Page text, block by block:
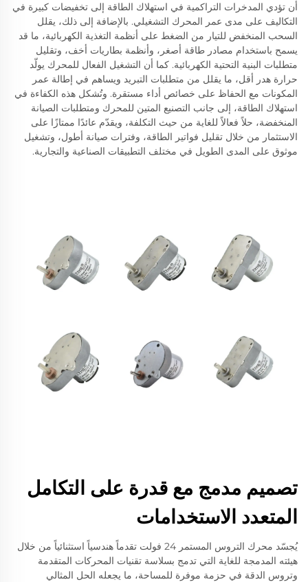
أن تؤدي المدخرات التراكمية في استهلاك الطاقة إلى تخفيضات كبيرة في
التكاليف على مدى عمر المحرك التشغيلي. بالإضافة إلى ذلك، يقلل
السحب المنخفض للتيار من الضغط على أنظمة التغذية الكهربائية، ما قد
يسمح باستخدام مصادر طاقة أصغر، وأنظمة بطاريات أخف، وتقليل
متطلبات البنية التحتية الكهربائية. كما أن التشغيل الفعال للمحرك يولّد
حرارة هدر أقل، ما يقلل من متطلبات التبريد ويساهم في إطالة عمر
المكونات مع الحفاظ على خصائص أداء مستقرة. وتُشكل هذه الكفاءة في
استهلاك الطاقة، إلى جانب التصنيع المتين للمحرك ومتطلبات الصيانة
المنخفضة، حلاً فعالاً للغاية من حيث التكلفة، ويقدّم عائدًا ممتازًا على
الاستثمار من خلال تقليل فواتير الطاقة، وفترات صيانة أطول، وتشغيل
موثوق على المدى الطويل في مختلف التطبيقات الصناعية والتجارية.
تصميم مدمج مع قدرة على التكامل
المتعدد الاستخدامات
يُجسّد محرك التروس المستمر 24 فولت تقدماً هندسياً استثنائياً من خلال
هيئته المدمجة للغاية التي تدمج بسلاسة تقنيات المحركات المتقدمة
وتروس الدقة في حزمة موفرة للمساحة، ما يجعله الحل المثالي